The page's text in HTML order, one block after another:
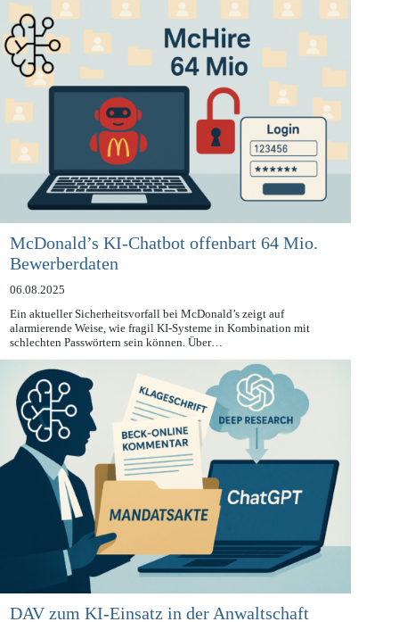
McDonald’s KI-Chatbot offenbart 64 Mio.
Bewerberdaten
06.08.2025
Ein aktueller Sicherheitsvorfall bei McDonald’s zeigt auf
alarmierende Weise, wie fragil KI-Systeme in Kombination mit
schlechten Passwörtern sein können. Über…